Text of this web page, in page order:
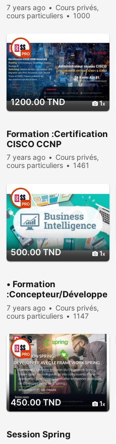
7 years ago
Cours privés,
cours particuliers
1000
1200.00 TND 1
PRO
Formation :Certification
CISCO CCNP
7 years ago
Cours privés,
cours particuliers
1461
500.00 TND 1
PRO
• Formation
:Concepteur/Développe
ur Business Intelligence
7 years ago
Cours privés,
cours particuliers
1147
450.00 TND 1
PRO
Session Spring